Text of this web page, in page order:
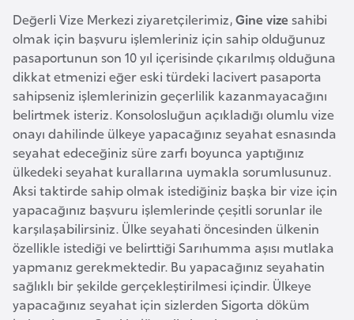
Değerli Vize Merkezi ziyaretçilerimiz,Gine vize sahibi
olmak için başvuru işlemleriniz için sahip olduğunuz
pasaportunun son 10 yıl içerisinde çıkarılmış olduğuna
dikkat etmenizi eğer eski türdeki lacivert pasaporta
sahipseniz işlemlerinizin geçerlilik kazanmayacağını
belirtmek isteriz. Konsolosluğun açıkladığı olumlu vize
onayı dahilinde ülkeye yapacağınız seyahat esnasında
seyahat edeceğiniz süre zarfı boyunca yaptığınız
ülkedeki seyahat kurallarına uymakla sorumlusunuz.
Aksi taktirde sahip olmak istediğiniz başka bir vize için
yapacağınız başvuru işlemlerinde çeşitli sorunlar ile
karşılaşabilirsiniz. Ülke seyahati öncesinden ülkenin
özellikle istediği ve belirttiği Sarıhumma aşısı mutlaka
yapmanız gerekmektedir. Bu yapacağınız seyahatin
sağlıklı bir şekilde gerçekleştirilmesi içindir. Ülkeye
yapacağınız seyahat için sizlerden Sigorta döküm
D
e
m
o
k
r
a
t
i
K
o
n
g
o